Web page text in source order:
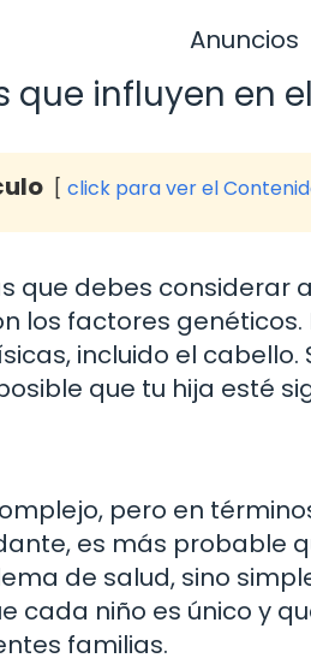
Anuncios
que influyen en
click para ver el
que debes considerar
los factores
incluido el
que tu hija esté
pero en
es más probable
de salud, sino
cada niño es único y
familias.